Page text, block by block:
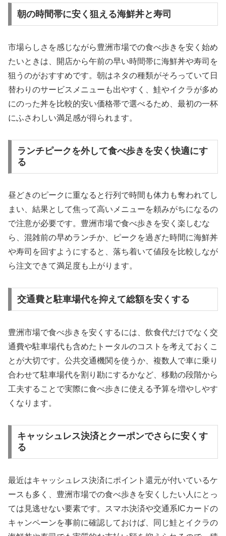
朝の時間帯に安く狙える海鮮丼と寿司
市場らしさを感じながら豊洲市場での食べ歩きを安く始め
たいときは、開店から午前の早い時間帯に海鮮丼や寿司を
狙うのがおすすめです。朝はネタの種類がそろっていて日
替わりのサービスメニューも出やすく、鮭やイクラが多め
にのった丼を比較的安い価格帯で選べるため、最初の一杯
にふさわしい満足感が得られます。
ランチピークを外して食べ歩きを安く快適にす
る
昼どきのピークに重なると行列で時間も体力も奪われてし
まい、結果として焦って高いメニューを頼みがちになるの
で注意が必要です。豊洲市場で食べ歩きを安く楽しむな
ら、混雑前の早めランチか、ピークを過ぎた時間に海鮮丼
や寿司を回すようにすると、落ち着いて値段を比較しなが
ら注文できて満足度も上がります。
交通費と駐車場代を抑えて総額を安くする
豊洲市場で食べ歩きを安くするには、飲食代だけでなく交
通費や駐車場代も含めたトータルのコストを考えておくこ
とが大切です。公共交通機関を使うか、複数人で車に乗り
合わせて駐車場代を割り勘にするかなど、移動の段階から
工夫することで実際に食べ歩きに使える予算を増やしやす
くなります。
キャッシュレス決済とクーポンでさらに安くす
る
最近はキャッシュレス決済にポイント還元が付いているケ
ースも多く、豊洲市場での食べ歩きを安くしたい人にとっ
ては見逃せない要素です。スマホ決済や交通系ICカードの
キャンペーンを事前に確認しておけば、同じ鮭とイクラの